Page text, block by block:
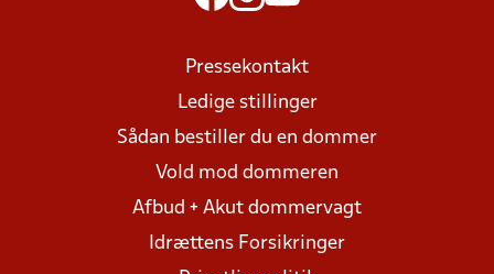
Pressekontakt
Ledige stillinger
Sådan bestiller du en dommer
Vold mod dommeren
Afbud + Akut dommervagt
Idrættens Forsikringer